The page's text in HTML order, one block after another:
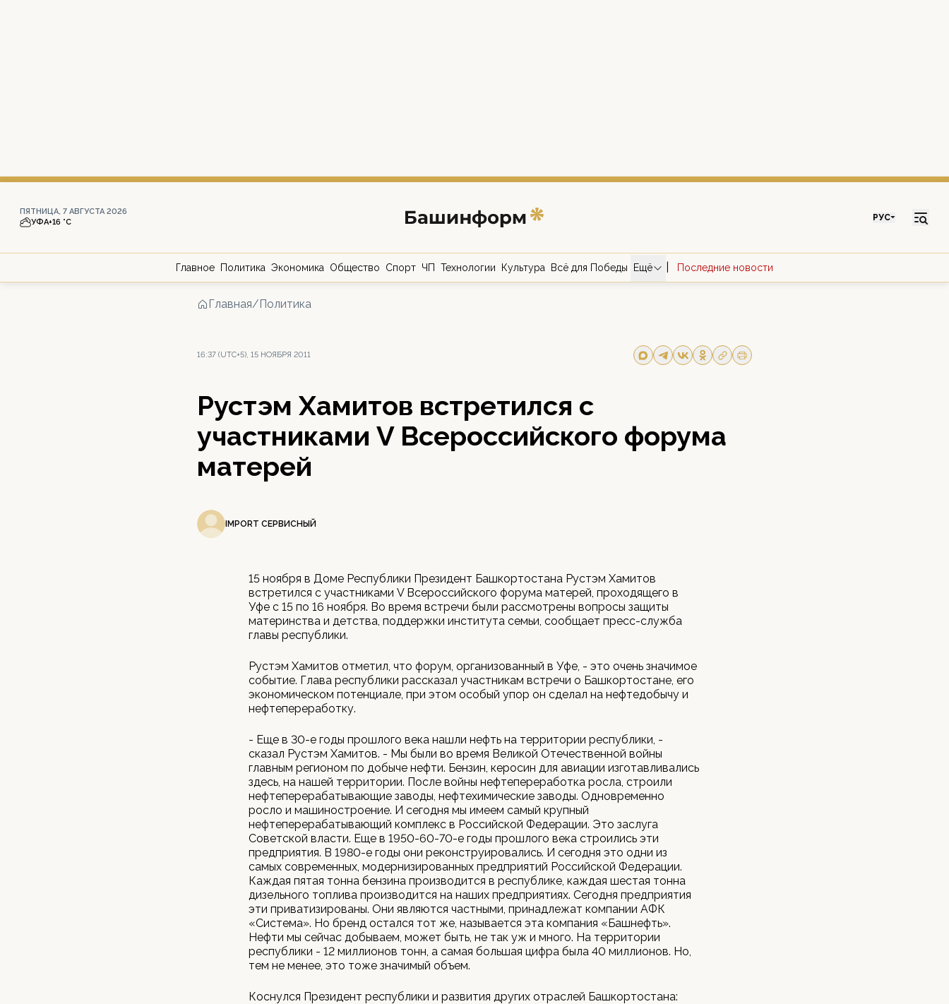
ПЯТНИЦА, 7 АВГУСТА 2026
УФА+16 °С РУС
Главное Политика Экономика Общество Спорт ЧП Технологии Культура Всё для Победы Ещё Последние новости
Главная/Политика
16:37 (UTC+5), 15 НОЯБРЯ 2011
Рустэм Хамитов встретился с
участниками V Всероссийского форума
матерей
IMPORT СЕРВИСНЫЙ
15 ноября в Доме Республики Президент Башкортостана Рустэм Хамитов
встретился с участниками V Всероссийского форума матерей, проходящего в
Уфе с 15 по 16 ноября. Во время встречи были рассмотрены вопросы защиты
материнства и детства, поддержки института семьи, сообщает пресс-служба
главы республики.
Рустэм Хамитов отметил, что форум, организованный в Уфе, - это очень значимое
событие. Глава республики рассказал участникам встречи о Башкортостане, его
экономическом потенциале, при этом особый упор он сделал на нефтедобычу и
нефтепереработку.
- Еще в 30-е годы прошлого века нашли нефть на территории республики, -
сказал Рустэм Хамитов. - Мы были во время Великой Отечественной войны
главным регионом по добыче нефти. Бензин, керосин для авиации изготавливались
здесь, на нашей территории. После войны нефтепереработка росла, строили
нефтеперерабатывающие заводы, нефтехимические заводы. Одновременно
росло и машиностроение. И сегодня мы имеем самый крупный
нефтеперерабатывающий комплекс в Российской Федерации. Это заслуга
Советской власти. Еще в 1950-60-70-е годы прошлого века строились эти
предприятия. В 1980-е годы они реконструировались. И сегодня это одни из
самых современных, модернизированных предприятий Российской Федерации.
Каждая пятая тонна бензина производится в республике, каждая шестая тонна
дизельного топлива производится на наших предприятиях. Сегодня предприятия
эти приватизированы. Они являются частными, принадлежат компании АФК
«Система». Но бренд остался тот же, называется эта компания «Башнефть».
Нефти мы сейчас добываем, может быть, не так уж и много. На территории
республики - 12 миллионов тонн, а самая большая цифра была 40 миллионов. Но,
тем не менее, это тоже значимый объем.
Коснулся Президент республики и развития других отраслей Башкортостана: